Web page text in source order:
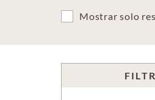
Mostrar solo